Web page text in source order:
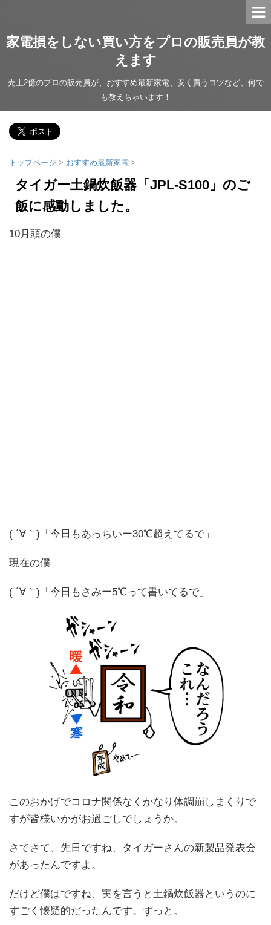
家電損をしない買い方をプロの販売員が教
えます
売上2億のプロの販売員が、おすすめ最新家電、安く買うコツなど、何で
も教えちゃいます！
トップページ > おすすめ最新家電 >
タイガー土鍋炊飯器「JPL-S100」のご
飯に感動しました。
10月頭の僕
( ´∀｀)「今日もあっちいー30℃超えてるで」
現在の僕
( ´∀｀)「今日もさみー5℃って書いてるで」
このおかげでコロナ関係なくかなり体調崩しまくりで
すが皆様いかがお過ごしでしょうか。
さてさて、先日ですね、タイガーさんの新製品発表会
があったんですよ。
だけど僕はですね、実を言うと土鍋炊飯器というのに
すごく懐疑的だったんです。ずっと。